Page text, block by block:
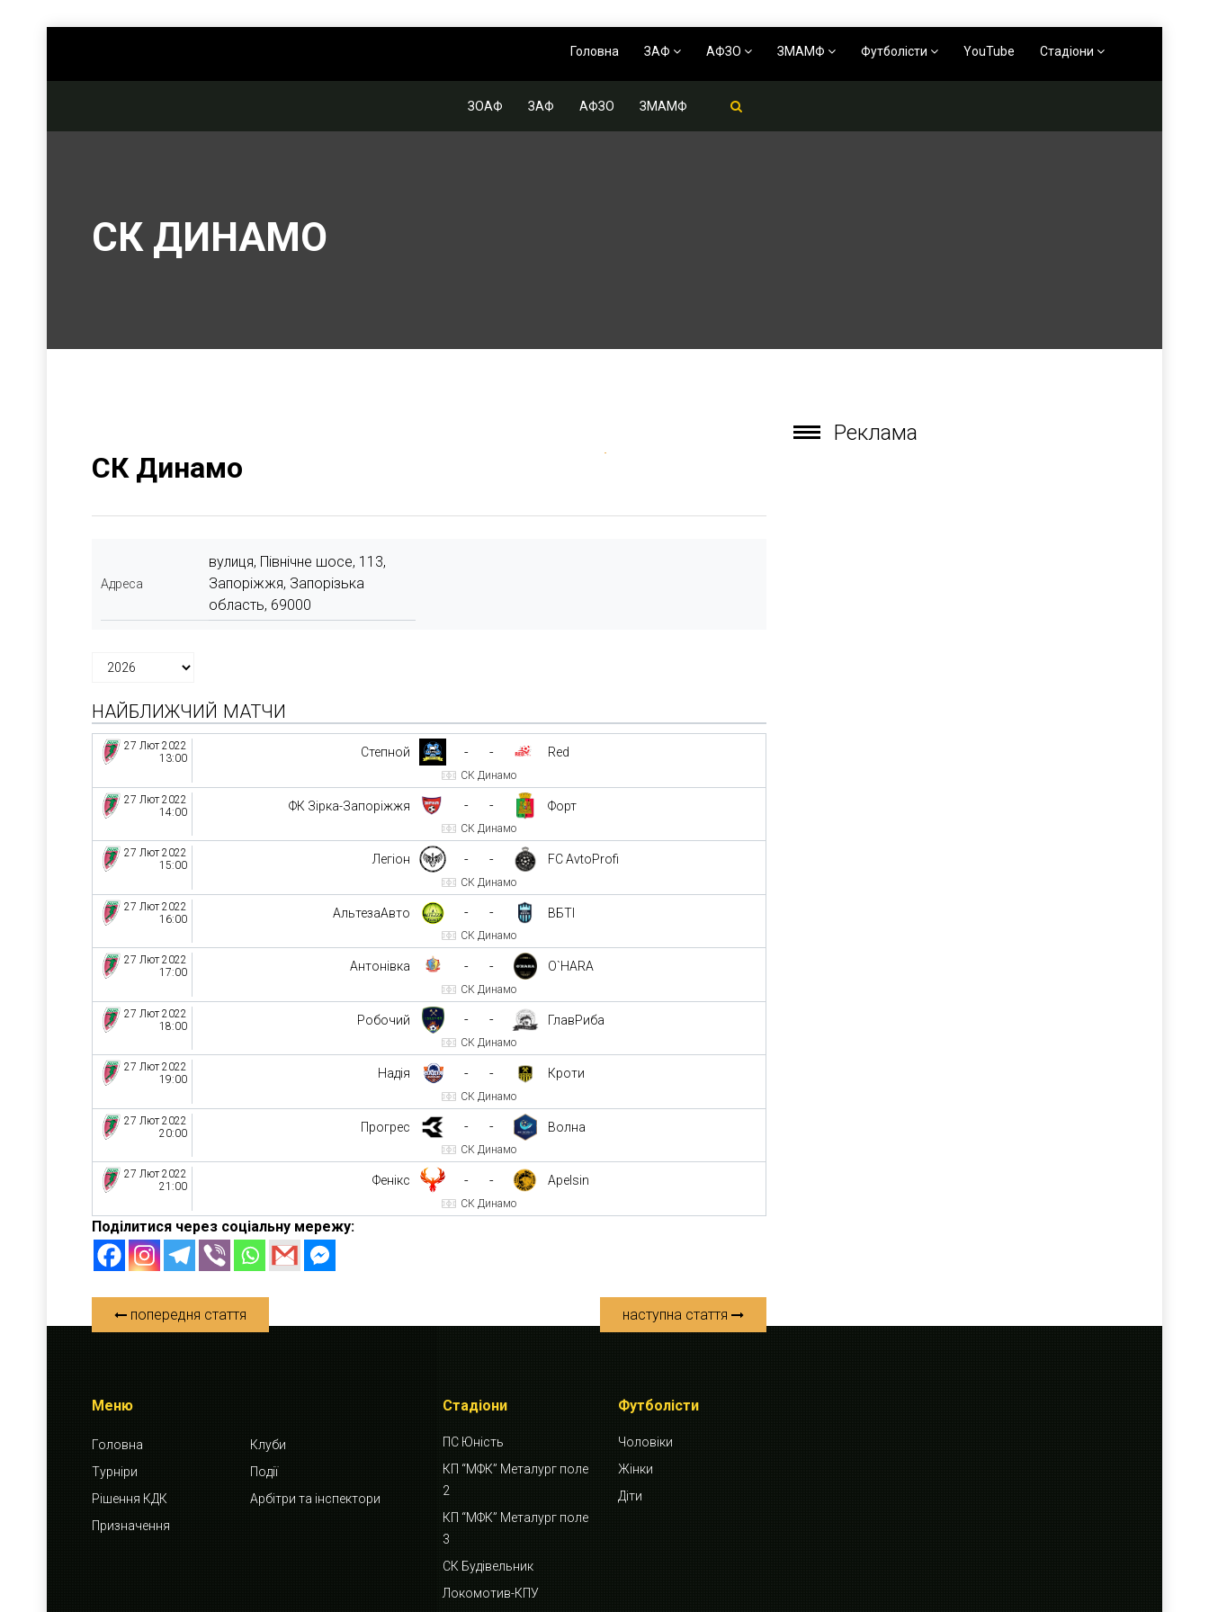
Головна ЗАФ АФЗО ЗМАМФ Футболісти YouTube Стадіони
ЗОАФ ЗАФ АФЗО ЗМАМФ
СК ДИНАМО
СК Динамо
Адреса
вулиця, Північне шосе, 113,
Запоріжжя, Запорізька
область, 69000
НАЙБЛИЖЧИЙ МАТЧИ
27 Лют 2022
13:00
Степной - - Red
СК Динамо
27 Лют 2022
14:00
ФК Зірка-Запоріжжя - - Форт
СК Динамо
27 Лют 2022
15:00
Легіон - - FC AvtoProfi
СК Динамо
27 Лют 2022
16:00
АльтезаАвто - - ВБТІ
СК Динамо
27 Лют 2022
17:00
Антонівка - - O`HARA
СК Динамо
27 Лют 2022
18:00
Робочий - - ГлавРиба
СК Динамо
27 Лют 2022
19:00
Надія - - Кроти
СК Динамо
27 Лют 2022
20:00
Прогрес - - Волна
СК Динамо
27 Лют 2022
21:00
Фенікс - - Apelsin
СК Динамо
Поділитися через соціальну мережу:
попередня стаття наступна стаття
Реклама
Меню
Головна
Клуби
Турніри
Події
Рішення КДК
Арбітри та інспектори
Призначення
Стадіони
ПС Юність
КП “МФК” Металург поле
2
КП “МФК” Металург поле
3
СК Будівельник
Локомотив-КПУ
Футболісти
Чоловіки
Жінки
Діти